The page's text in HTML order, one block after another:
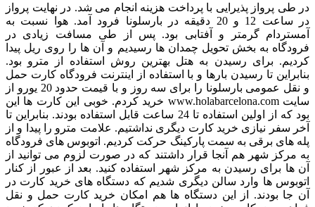
در طی پرواز پذیرایی با پرداخت هزینه انجام می شد. در نهایت پرواز
در ساعت 12 و 20 دقیقه در بارسلونا فرود آمد. هوا نسبت به
آمستردام گرمتر و آفتابی بود. پس از طی مسافت زیادی در
فرودگاه به بخش تحویل چمدان ها رسیدیم و آن ها را روی ریل پیدا
کردیم. برای رسیدن به هتل بهترین روش استفاده از مترو بود.
بنابراین تا رسیدن بارها و با استفاده از اینترنت فرودگاه کارت حمل
و نقل عمومی بارسلونا را برای سه روز و با قیمت حدود 20 یورو از
سایت www.holabarcelona.com خرید کردم. خوبی این کارت ها این
بود که از اولین استفاده تا 24 ساعت قابل استفاده بودند. بنابراین تا
آخر سفر نیازی خرید کارت دیگری نداشتیم. علامت مترو را پیدا و از
پله های برقی به سمت پارکینگ حرکت کردیم. اتوبوس های فرودگاه
به مرکز شهر هم آنجا قرار داشتند که در صورت لزوم می توانید از
آن ها برای رسیدن به مرکز شهر استفاده کنید. بعد از عبور از کنار
اتوبوس ها وارد سالن دیگری شدیم که دستگاه های خرید کارت در
آن جا بودند. از این دستگاه ها هم امکان خرید کارت حمل و نقل